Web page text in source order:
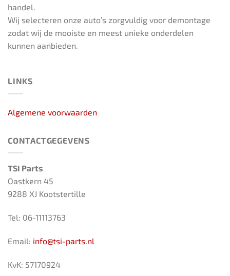
handel.
Wij selecteren onze auto’s zorgvuldig voor demontage
zodat wij de mooiste en meest unieke onderdelen
kunnen aanbieden.
LINKS
Algemene voorwaarden
CONTACTGEGEVENS
TSI Parts
Oastkern 45
9288 XJ Kootstertille
Tel: 06-11113763
Email: info@tsi-parts.nl
KvK: 57170924